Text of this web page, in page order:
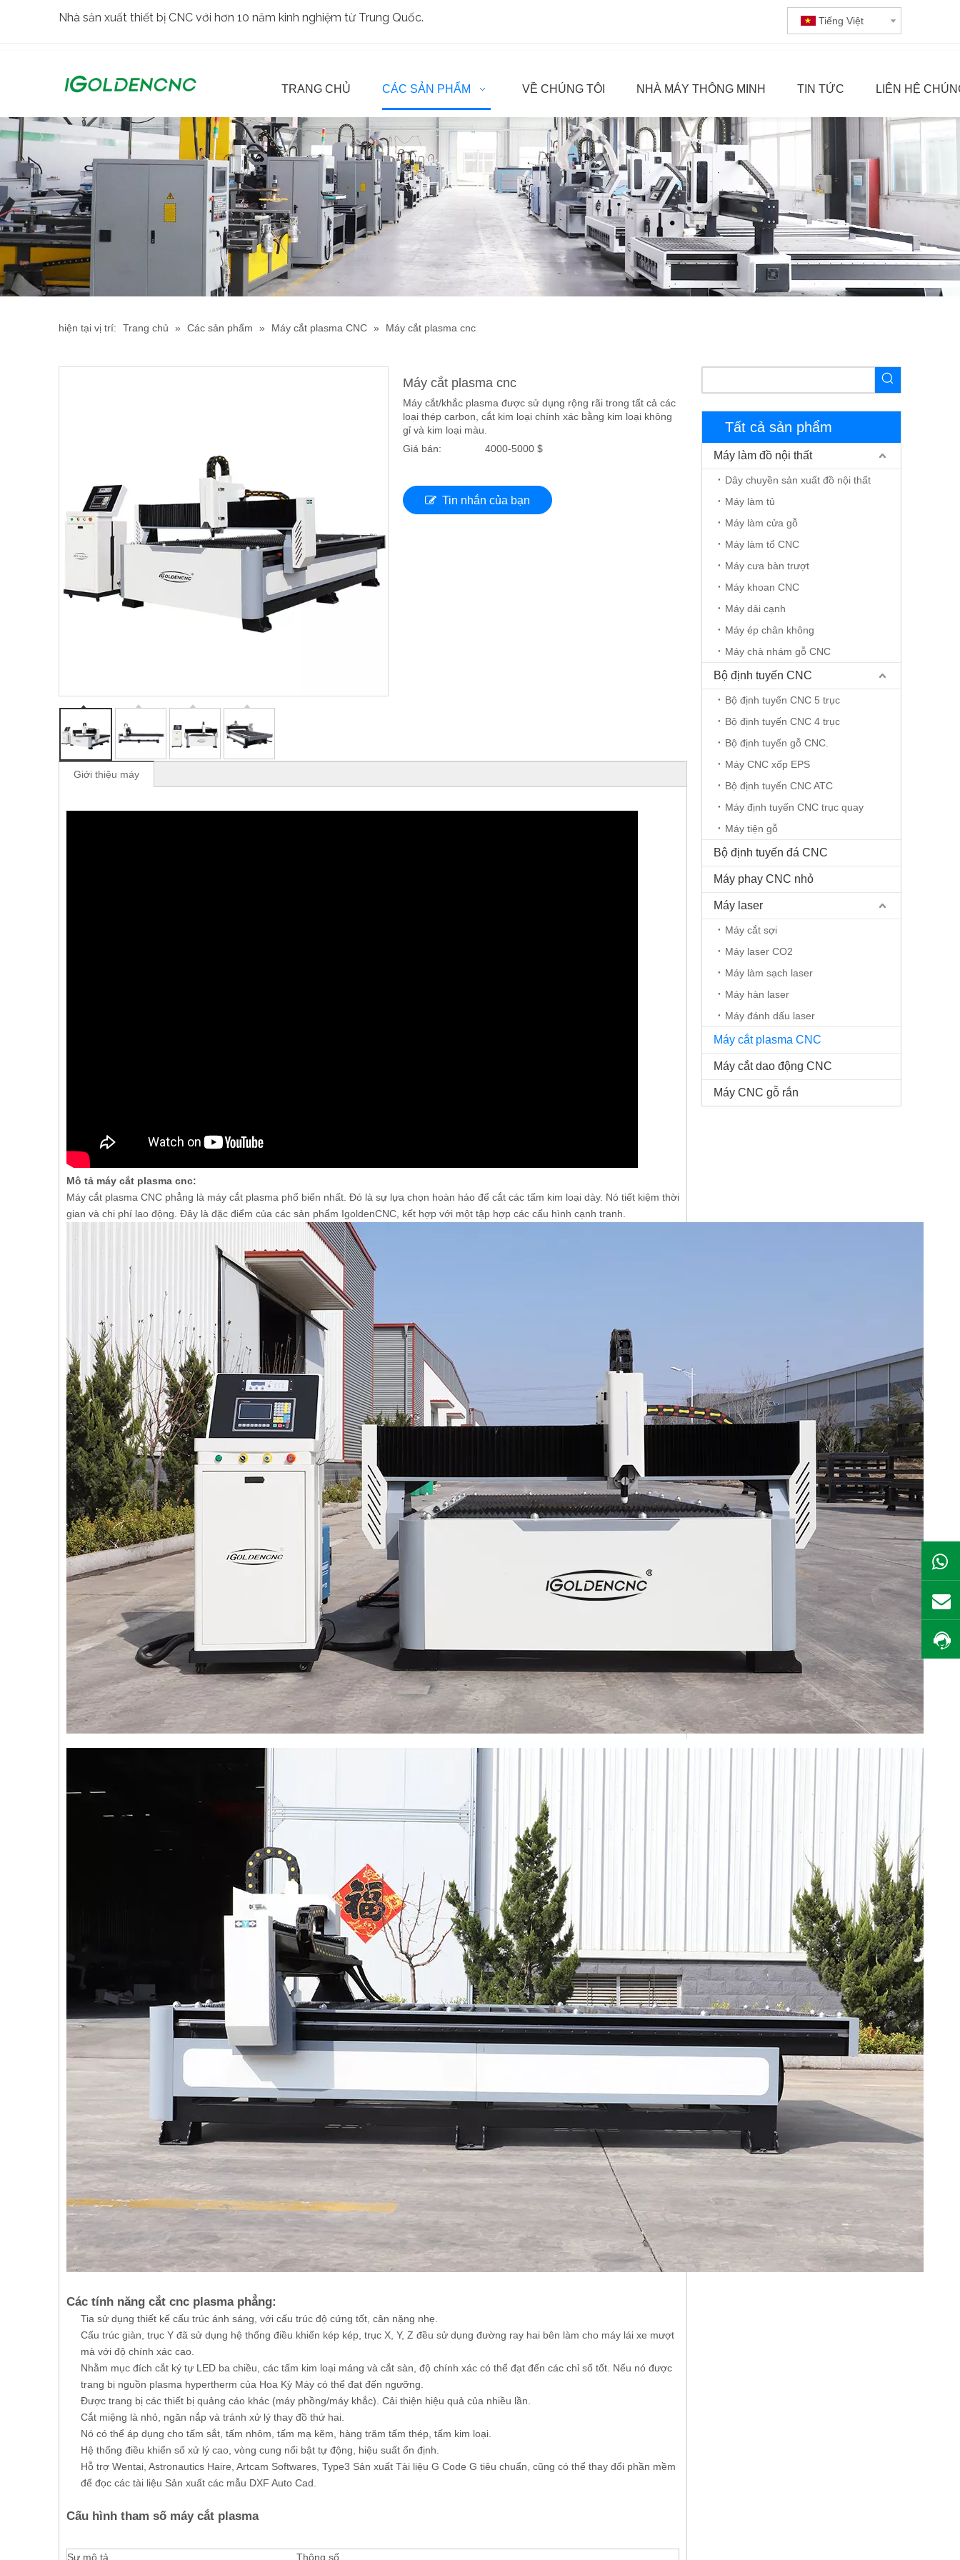
Nhà sản xuất thiết bị CNC với hơn 10 năm kinh nghiệm từ Trung Quốc. Tiếng Việt
TRANG CHỦ CÁC SẢN PHẨM VỀ CHÚNG TÔI NHÀ MÁY THÔNG MINH TIN TỨC LIÊN HỆ
hiện tại vị trí: Trang chủ » Các sản phẩm » Máy cắt plasma CNC » Máy cắt plasma cnc
Máy cắt plasma cnc
Máy cắt/khắc plasma được sử dụng rộng rãi trong tất cả các
loại thép carbon, cắt kim loại chính xác bằng kim loại không
gỉ và kim loại màu.
Giá bán:
4000-5000 $
Tin nhắn của bạn
Giới thiệu máy
Mô tả máy cắt plasma cnc:
Máy cắt plasma CNC phẳng là máy cắt plasma phổ biến nhất. Đó là sự lựa chọn hoàn hảo để cắt các tấm kim loại dày. Nó tiết kiệm thời
gian và chi phí lao động. Đây là đặc điểm của các sản phẩm IgoldenCNC, kết hợp với một tập hợp các cấu hình cạnh tranh.
Các tính năng cắt cnc plasma phẳng:
Tia sử dụng thiết kế cấu trúc ánh sáng, với cấu trúc độ cứng tốt, cân nặng nhẹ.
Cấu trúc giàn, trục Y đã sử dụng hệ thống điều khiển kép kép, trục X, Y, Z đều sử dụng đường ray hai bên làm cho máy lái xe mượt
mà với độ chính xác cao.
Nhằm mục đích cắt ký tự LED ba chiều, các tấm kim loại máng và cắt sàn, độ chính xác có thể đạt đến các chỉ số tốt. Nếu nó được
trang bị nguồn plasma hypertherm của Hoa Kỳ Máy có thể đạt đến ngưỡng.
Được trang bị các thiết bị quảng cáo khác (máy phồng/máy khắc). Cải thiện hiệu quả của nhiều lần.
Cắt miệng là nhỏ, ngăn nắp và tránh xử lý thay đồ thứ hai.
Nó có thể áp dụng cho tấm sắt, tấm nhôm, tấm mạ kẽm, hàng trăm tấm thép, tấm kim loại.
Hệ thống điều khiển số xử lý cao, vòng cung nổi bật tự động, hiệu suất ổn định.
Hỗ trợ Wentai, Astronautics Haire, Artcam Softwares, Type3 Sản xuất Tài liệu G Code G tiêu chuẩn, cũng có thể thay đổi phần mềm
để đọc các tài liệu Sản xuất các mẫu DXF Auto Cad.
Cấu hình tham số máy cắt plasma
Sự mô tả Thông số
Tất cả sản phẩm
Máy làm đồ nội thất
Dây chuyền sản xuất đồ nội thất
Máy làm tủ
Máy làm cửa gỗ
Máy làm tổ CNC
Máy cưa bàn trượt
Máy khoan CNC
Máy dải cạnh
Máy ép chân không
Máy chà nhám gỗ CNC
Bộ định tuyến CNC
Bộ định tuyến CNC 5 trục
Bộ định tuyến CNC 4 trục
Bộ định tuyến gỗ CNC.
Máy CNC xốp EPS
Bộ định tuyến CNC ATC
Máy định tuyến CNC trục quay
Máy tiện gỗ
Bộ định tuyến đá CNC
Máy phay CNC nhỏ
Máy laser
Máy cắt sợi
Máy laser CO2
Máy làm sạch laser
Máy hàn laser
Máy đánh dấu laser
Máy cắt plasma CNC
Máy cắt dao động CNC
Máy CNC gỗ rắn